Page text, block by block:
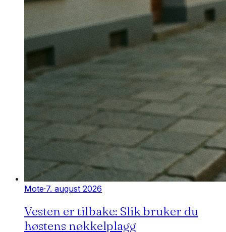
Mote·7. august 2026
Vesten er tilbake: Slik bruker du
høstens nøkkelplagg